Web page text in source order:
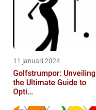
11 januari 2024
Golfstrumpor: Unveiling
the Ultimate Guide to
Opti...